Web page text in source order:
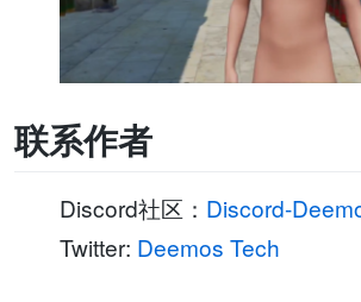
联系作者
Discord社区： Discord-
Twitter: Deemos Tech